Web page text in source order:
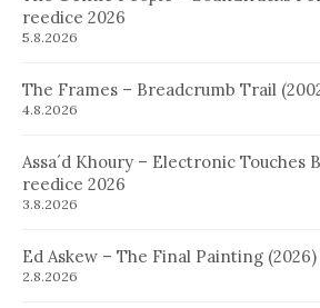
reedice 2026
5.8.2026
The Frames – Breadcrumb Trail
4.8.2026
Assa´d Khoury – Electronic Touches
reedice 2026
3.8.2026
Ed Askew – The Final Painting (2026)
2.8.2026